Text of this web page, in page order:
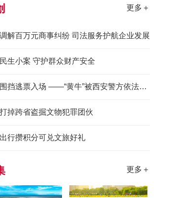
更多＋
解百万元商事纠纷 司法服务护航企业发展
生小案 守护群众财产安全
破坏围挡逃票入场 ——“黄牛”被西安警方依法拘留
掉跨省盗掘文物犯罪团伙
行攒积分可兑文旅好礼
更多＋